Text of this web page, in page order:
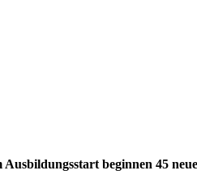
beginnen 45